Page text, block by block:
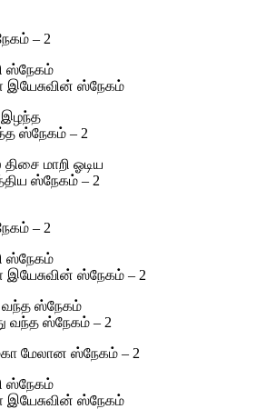
– 2
ஸ்நேகம்
ஸ்நேகம்
ஸ்நேகம் – 2
மாறி ஓடிய
ஸ்நேகம் – 2
– 2
ஸ்நேகம்
ஸ்நேகம் – 2
வந்த ஸ்நேகம்
வந்த ஸ்நேகம் – 2
மேலான ஸ்நேகம் – 2
ஸ்நேகம்
ஸ்நேகம்